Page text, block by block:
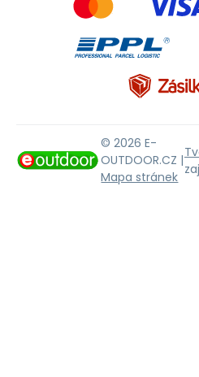
© 2026 E-
OUTDOOR.CZ |
Mapa stránek